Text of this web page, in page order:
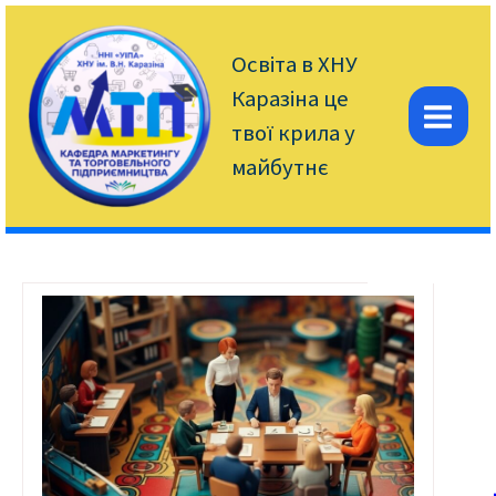
Перейти
вмісту
Освіта в ХНУ
Каразіна це
твої крила у
майбутнє